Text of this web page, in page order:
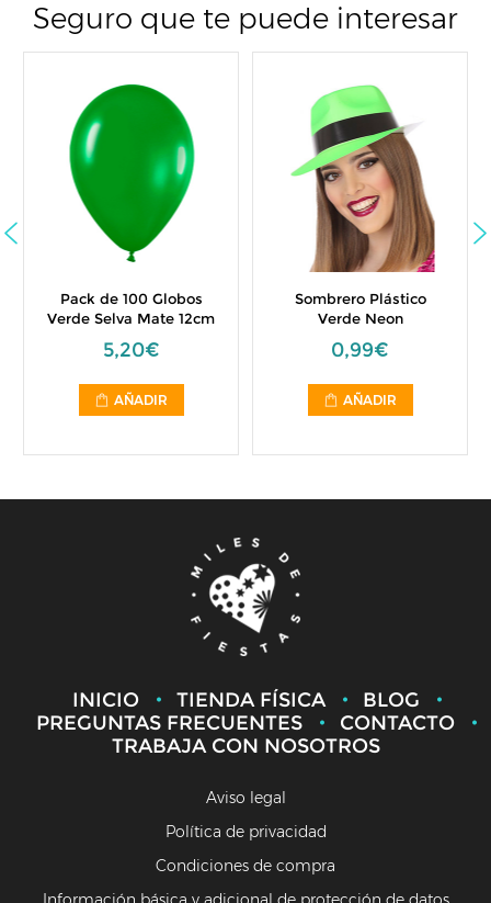
Seguro que te puede interesar
Pack de 100 Globos
Verde Selva Mate 12cm
5,20€
AÑADIR
Sombrero Plástico
Verde Neon
0,99€
AÑADIR
INICIO TIENDA FÍSICA
BLOG
PREGUNTAS FRECUENTES
CONTACTO
TRABAJA CON NOSOTROS
Aviso legal
Política de privacidad
Condiciones de compra